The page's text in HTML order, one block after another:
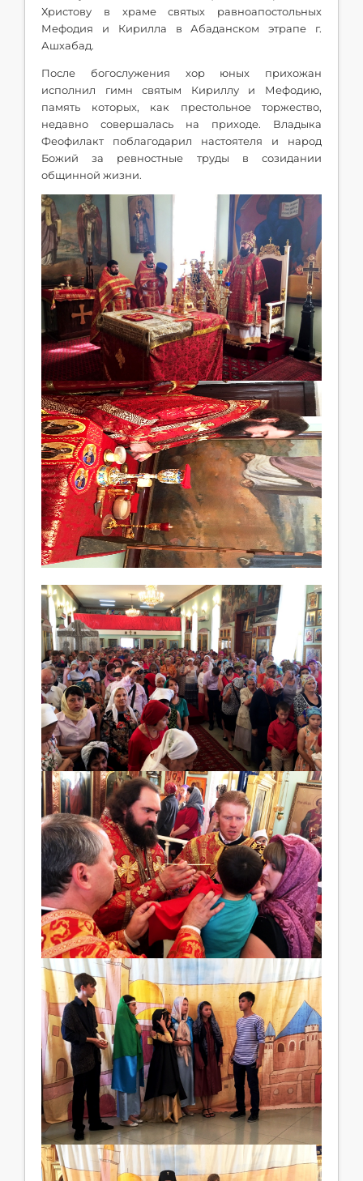
Христову в храме святых равноапостольных
Мефодия и Кирилла в Абаданском этрапе г.
Ашхабад.
После богослужения хор юных прихожан
исполнил гимн святым Кириллу и Мефодию,
память которых, как престольное торжество,
недавно совершалась на приходе. Владыка
Феофилакт поблагодарил настоятеля и народ
Божий за ревностные труды в созидании
общинной жизни.